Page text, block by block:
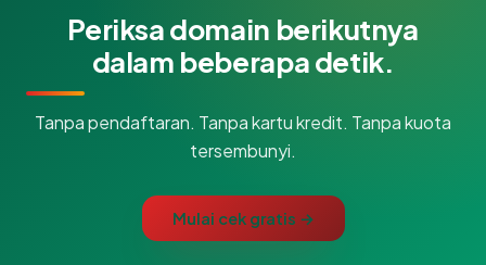
Periksa domain berikutnya
dalam beberapa detik.
Tanpa pendaftaran. Tanpa kartu kredit. Tanpa kuota
tersembunyi.
Mulai cek gratis →